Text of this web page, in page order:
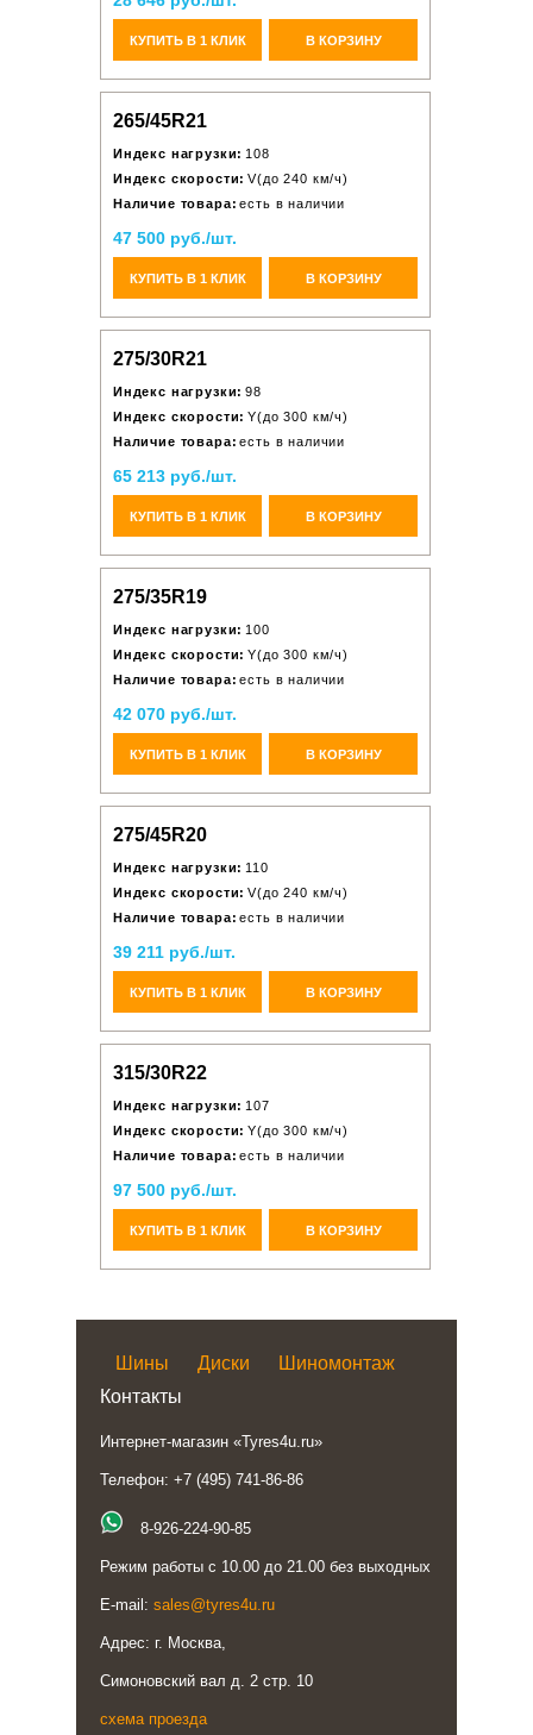
КУПИТЬ В 1 КЛИК В КОРЗИНУ
265/45R21
Индекс нагрузки: 108
Индекс скорости: V(до 240 км/ч)
Наличие товара: есть в наличии
47 500 руб./шт.
КУПИТЬ В 1 КЛИК В КОРЗИНУ
275/30R21
Индекс нагрузки: 98
Индекс скорости: Y(до 300 км/ч)
Наличие товара: есть в наличии
65 213 руб./шт.
КУПИТЬ В 1 КЛИК В КОРЗИНУ
275/35R19
Индекс нагрузки: 100
Индекс скорости: Y(до 300 км/ч)
Наличие товара: есть в наличии
42 070 руб./шт.
КУПИТЬ В 1 КЛИК В КОРЗИНУ
275/45R20
Индекс нагрузки: 110
Индекс скорости: V(до 240 км/ч)
Наличие товара: есть в наличии
39 211 руб./шт.
КУПИТЬ В 1 КЛИК В КОРЗИНУ
315/30R22
Индекс нагрузки: 107
Индекс скорости: Y(до 300 км/ч)
Наличие товара: есть в наличии
97 500 руб./шт.
КУПИТЬ В 1 КЛИК В КОРЗИНУ
Шины Диски
Шиномонтаж
Контакты
Интернет-магазин «Tyres4u.ru»
Телефон: +7 (495) 741-86-86
8-926-224-90-85
Режим работы с 10.00 до 21.00 без выходных
E-mail: sales@tyres4u.ru
Адрес: г. Москва,
Симоновский вал д. 2 стр. 10
схема проезда